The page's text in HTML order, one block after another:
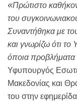
«Πρώτιστο
του
Συναντήθηκα με
και γνωρίζω ότι
όποια προβλήματα
Υφυπουργός
Μακεδονίας και
του στην